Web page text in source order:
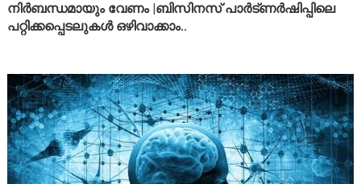
നിർബന്ധമായും വേണം |ബിസിനസ് പാർട്ണർഷിപ്പിലെ
പറ്റിക്കപ്പെടലുകൾ ഒഴിവാക്കാം..